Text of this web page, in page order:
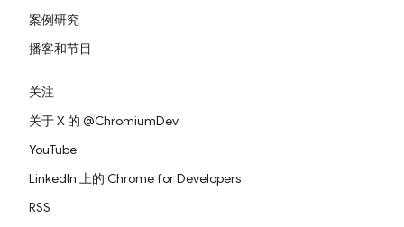
案例研究
播客和节目
关注
关于 X 的 @ChromiumDev
YouTube
LinkedIn 上的 Chrome for Developers
RSS